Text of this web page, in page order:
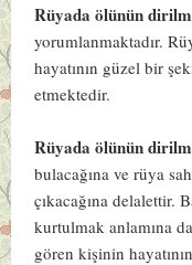
Rüyada ölünün
yorumlanmaktadır.
hayatının güzel bir
etmektedir.
Rüyada ölünün
bulacağına ve rüya
çıkacağına delalettir.
kurtulmak anlamına
gören kişinin